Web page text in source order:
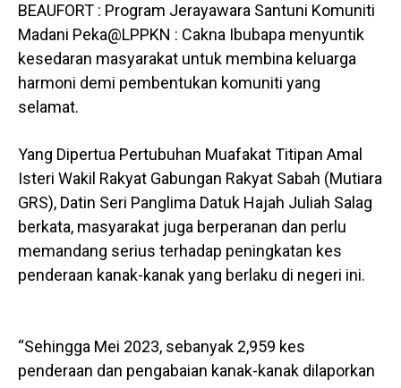
BEAUFORT : Program Jerayawara Santuni Komuniti
Madani Peka@LPPKN : Cakna Ibubapa menyuntik
kesedaran masyarakat untuk membina keluarga
harmoni demi pembentukan komuniti yang
selamat.
Yang Dipertua Pertubuhan Muafakat Titipan Amal
Isteri Wakil Rakyat Gabungan Rakyat Sabah (Mutiara
GRS), Datin Seri Panglima Datuk Hajah Juliah Salag
berkata, masyarakat juga berperanan dan perlu
memandang serius terhadap peningkatan kes
penderaan kanak-kanak yang berlaku di negeri ini.
“Sehingga Mei 2023, sebanyak 2,959 kes
penderaan dan pengabaian kanak-kanak dilaporkan